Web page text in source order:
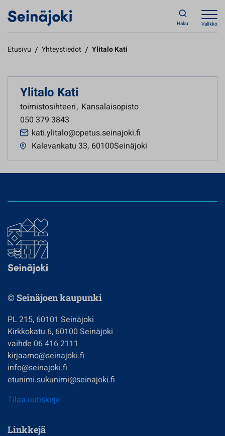
Haku Valikko
Etusivu / Yhteystiedot / Ylitalo Kati
Ylitalo Kati
toimistosihteeri, Kansalaisopisto
050 379 3843
kati.ylitalo@opetus.seinajoki.fi
Kalevankatu 33, 60100Seinäjoki
© Seinäjoen kaupunki
PL 215, 60101 Seinäjoki
Kirkkokatu 6, 60100 Seinäjoki
vaihde 06 416 2111
kirjaamo@seinajoki.fi
info@seinajoki.fi
etunimi.sukunimi@seinajoki.fi
Tilaa uutiskirje
Linkkejä